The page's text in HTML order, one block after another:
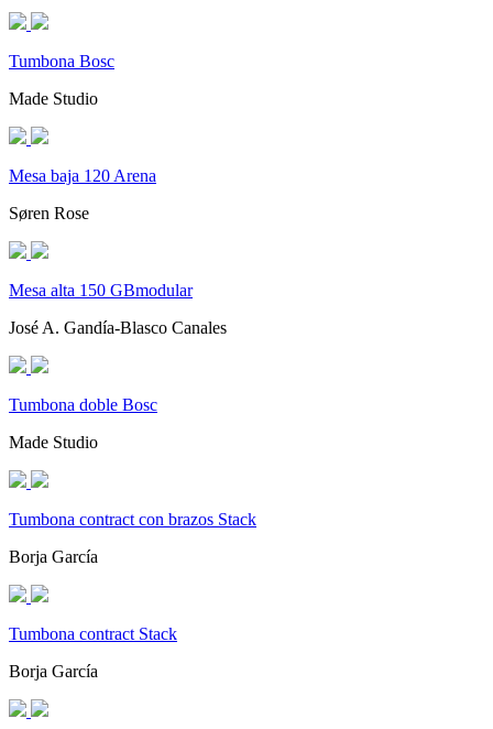
Tumbona Bosc
Made Studio
Mesa baja 120 Arena
Søren Rose
Mesa alta 150 GBmodular
José A. Gandía-Blasco Canales
Tumbona doble Bosc
Made Studio
Tumbona contract con brazos Stack
Borja García
Tumbona contract Stack
Borja García